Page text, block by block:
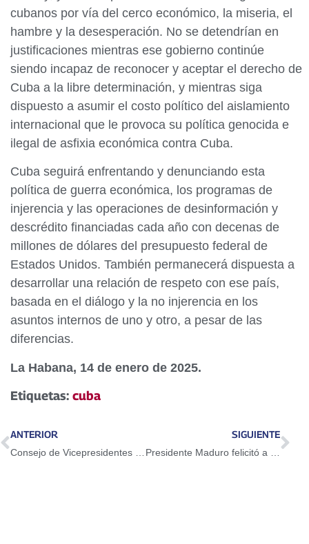
cubanos por vía del cerco económico, la miseria, el
hambre y la desesperación. No se detendrían en
justificaciones mientras ese gobierno continúe
siendo incapaz de reconocer y aceptar el derecho de
Cuba a la libre determinación, y mientras siga
dispuesto a asumir el costo político del aislamiento
internacional que le provoca su política genocida e
ilegal de asfixia económica contra Cuba.
Cuba seguirá enfrentando y denunciando esta
política de guerra económica, los programas de
injerencia y las operaciones de desinformación y
descrédito financiadas cada año con decenas de
millones de dólares del presupuesto federal de
Estados Unidos. También permanecerá dispuesta a
desarrollar una relación de respeto con ese país,
basada en el diálogo y la no injerencia en los
asuntos internos de uno y otro, a pesar de las
diferencias.
La Habana, 14 de enero de 2025.
Etiquetas: cuba
ANTERIOR SIGUIENTE